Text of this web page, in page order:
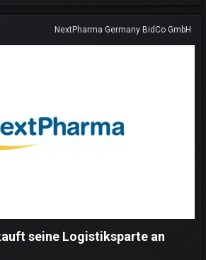
NextPharma Germany BidCo GmbH
seine Logistiksparte an